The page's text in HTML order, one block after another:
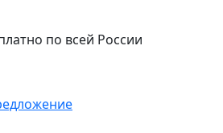
по всей России